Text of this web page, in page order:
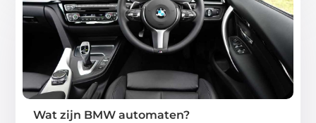
Wat zijn BMW automaten?